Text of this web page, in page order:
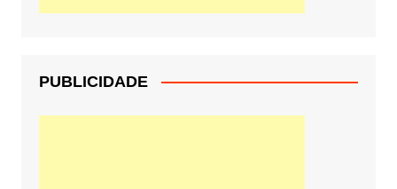
PUBLICIDADE